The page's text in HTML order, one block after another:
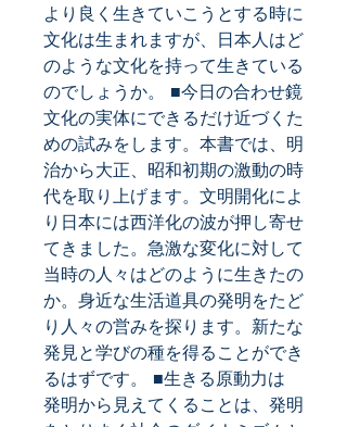
より良く生きていこうとする時に
文化は生まれますが、日本人はど
のような文化を持って生きている
のでしょうか。 ■今日の合わせ鏡
文化の実体にできるだけ近づくた
めの試みをします。本書では、明
治から大正、昭和初期の激動の時
代を取り上げます。文明開化によ
り日本には西洋化の波が押し寄せ
てきました。急激な変化に対して
当時の人々はどのように生きたの
か。身近な生活道具の発明をたど
り人々の営みを探ります。新たな
発見と学びの種を得ることができ
るはずです。 ■生きる原動力は
発明から見えてくることは、発明